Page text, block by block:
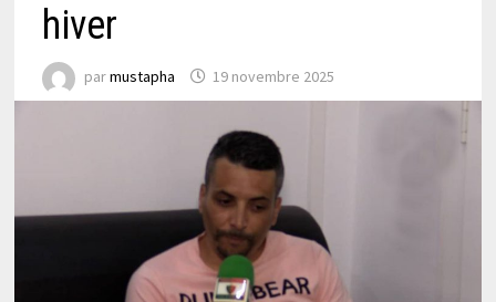
hiver
parmustapha 19 novembre 2025